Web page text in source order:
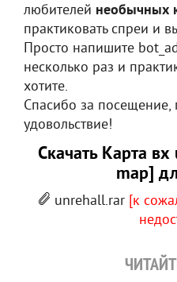
любителей необычных
практиковать спреи и
Просто напишите
несколько раз и
хотите.
Спасибо за посещение,
удовольствие!
Скачать Карта
map]
unrehall.rar [к